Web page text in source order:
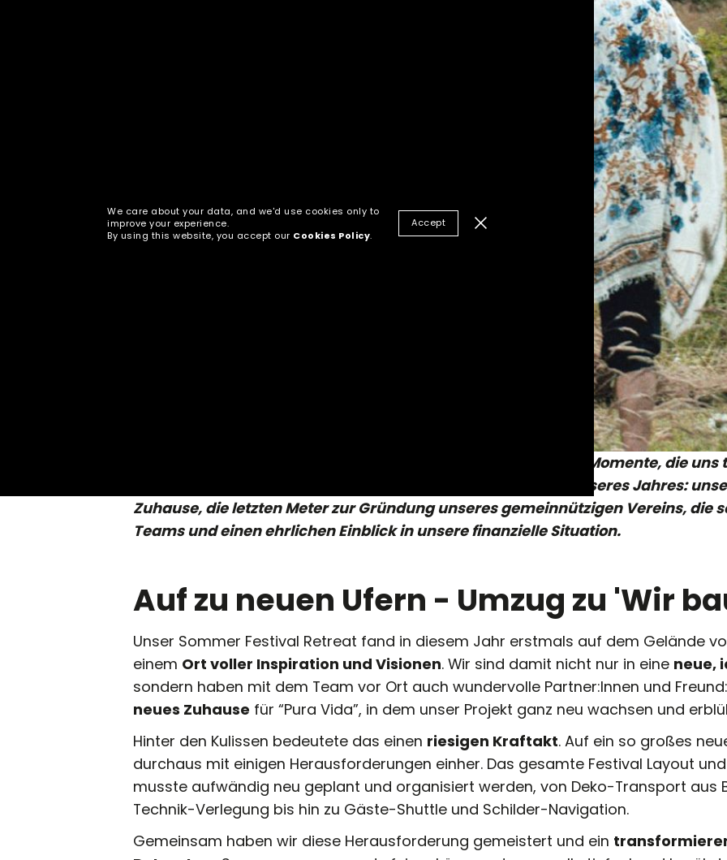
We care about your data, and we'd use cookies only to
improve your experience.
By using this website, you accept our Cookies Policy.
Accept
2024 war für uns in vielerlei Hinsicht transformierend – voller Momente, die
wachsen lassen haben. Folgenden teilen wir die Highlights unseres Jahres:
Zuhause, die letzten Meter zur Gründung unseres gemeinnützigen Vereins, die
Teams und einen ehrlichen Einblick in unsere finanzielle Situation.
Auf zu neuen Ufern - Umzug zu 'Wir
Unser Sommer Festival Retreat fand in diesem Jahr erstmals auf dem Gelände
einem Ort voller Inspiration und Visionen. Wir sind damit nicht nur in eine neue,
sondern haben mit dem Team vor Ort auch wundervolle Partner:Innen und
neues Zuhause für “Pura Vida”, in dem unser Projekt ganz neu wachsen und
Hinter den Kulissen bedeutete das einen riesigen Kraftakt. Auf ein so großes
durchaus mit einigen Herausforderungen einher. Das gesamte Festival Layout
musste aufwändig neu geplant und organisiert werden, von Deko-Transport aus
Technik-Verlegung bis hin zu Gäste-Shuttle und Schilder-Navigation.
Gemeinsam haben wir diese Herausforderung gemeistert und ein